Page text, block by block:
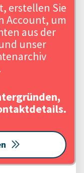
erstellen Sie
Account, um
aus der
unser